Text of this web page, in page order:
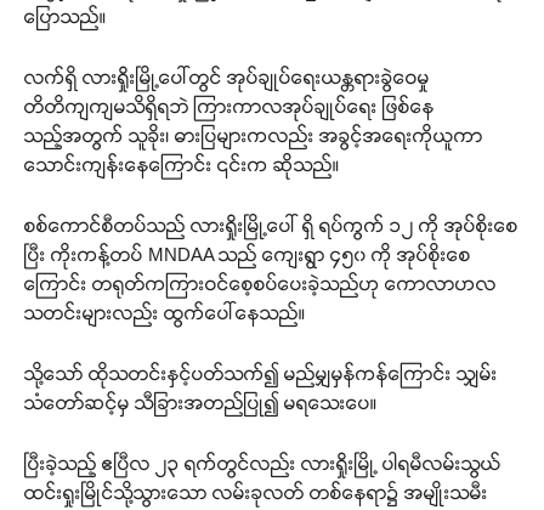
ပြောသည်။
လက်ရှိ လားရှိုးမြို့ပေါ်တွင် အုပ်ချုပ်ရေးယန္တရားခွဲဝေမှု
တိတိကျကျမသိရှိရဘဲ ကြားကာလအုပ်ချုပ်ရေး ဖြစ်နေ
သည့်အတွက် သူခိုး၊ ဓားပြများကလည်း အခွင့်အရေးကိုယူကာ
သောင်းကျန်းနေကြောင်း ၎င်းက ဆိုသည်။
စစ်ကောင်စီတပ်သည် လားရှိုးမြို့ပေါ် ရှိ ရပ်ကွက် ၁၂ ကို အုပ်စိုးစေ
ပြီး ကိုးကန့်တပ် MNDAA သည် ကျေးရွာ ၄၅၀ ကို အုပ်စိုးစေ
ကြောင်း တရုတ်ကကြားဝင်စေ့စပ်ပေးခဲ့သည်ဟု ကောလာဟလ
သတင်းများလည်း ထွက်ပေါ်နေသည်။
သို့သော် ထိုသတင်းနှင့်ပတ်သက်၍ မည်မျှမှန်ကန်ကြောင်း သျှမ်း
သံတော်ဆင့်မှ သီခြားအတည်ပြု၍ မရသေးပေ။
ပြီးခဲ့သည့် ဧပြီလ ၂၃ ရက်တွင်လည်း လားရှိုးမြို့ ပါရမီလမ်းသွယ်
ထင်းရှုးမြိုင်သို့သွားသော လမ်းခုလတ် တစ်နေရာ၌ အမျိုးသမီး